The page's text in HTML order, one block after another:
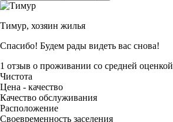
Тимур, хозяин жилья
Спасибо! Будем рады видеть вас снова!
1 отзыв о проживании со средней оценкой
Чистота
Цена - качество
Качество обслуживания
Расположение
Своевременность заселения